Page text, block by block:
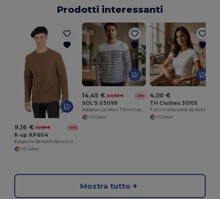
Prodotti interessanti
9,16 € 13,99 € -34%
K-up KP604
Elegante Berretto Basco in Lana e Poliammide
+5 Colori
14,45 € 20,30 € -29%
SOL'S 03099
Matelot Lsl Men T Shirt Uomo Manica Lunga Rigata
+3 Colori
4,00 €
TH Clothes 30105
+1 Colori
Mostra tutto